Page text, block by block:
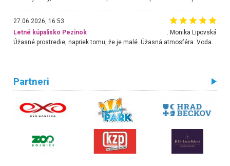
27.06.2026, 16:53
Letné kúpalisko Pezinok
. Monika Lipovská
Úžasné prostredie, napriek tomu, že je malé. Úžasná atmosféra. Voda fantastická a nádherná. Ľudí je pomerne veľa, ale su mili a ohľaduplní. Je veľmi zaujímavé sledovať, ako dokážu spolu športovať cudzí ľudia a bez ohľadu na vek. Vládne tu pohoda. Vnuka neviem dostať z vody. Ďakujem za krásny deň . Urcite sa sem vrátim. Jediný problém je s parkovaním, ale aj ten sa mi podarilo vyriešiť. Monika Bratislava
Partneri